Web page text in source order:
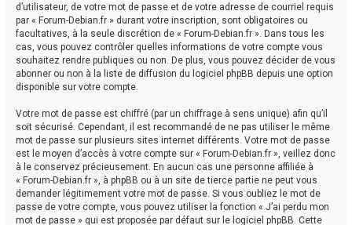
d’utilisateur, de votre mot de passe et de votre adresse de courriel requis
par « Forum-Debian.fr » durant votre inscription, sont obligatoires ou
facultatives, à la seule discrétion de « Forum-Debian.fr ». Dans tous les
cas, vous pouvez contrôler quelles informations de votre compte vous
souhaitez rendre publiques ou non. De plus, vous pouvez décider de vous
abonner ou non à la liste de diffusion du logiciel phpBB depuis une option
disponible sur votre compte.
Votre mot de passe est chiffré (par un chiffrage à sens unique) afin qu’il
soit sécurisé. Cependant, il est recommandé de ne pas utiliser le même
mot de passe sur plusieurs sites internet différents. Votre mot de passe
est le moyen d’accès à votre compte sur « Forum-Debian.fr », veillez donc
à le conservez précieusement. En aucun cas une personne affiliée à
« Forum-Debian.fr », à phpBB ou à un site de tierce partie ne peut vous
demander légitimement votre mot de passe. Si vous oubliez le mot de
passe de votre compte, vous pouvez utiliser la fonction « J’ai perdu mon
mot de passe » qui est proposée par défaut sur le logiciel phpBB. Cette